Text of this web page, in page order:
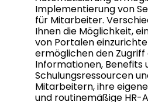
Implementierung von
für Mitarbeiter.
Ihnen die Möglichkeit,
von Portalen
ermöglichen den
Informationen, Benefits
Schulungsressourcen
Mitarbeitern, ihre
und routinemäßige HR-